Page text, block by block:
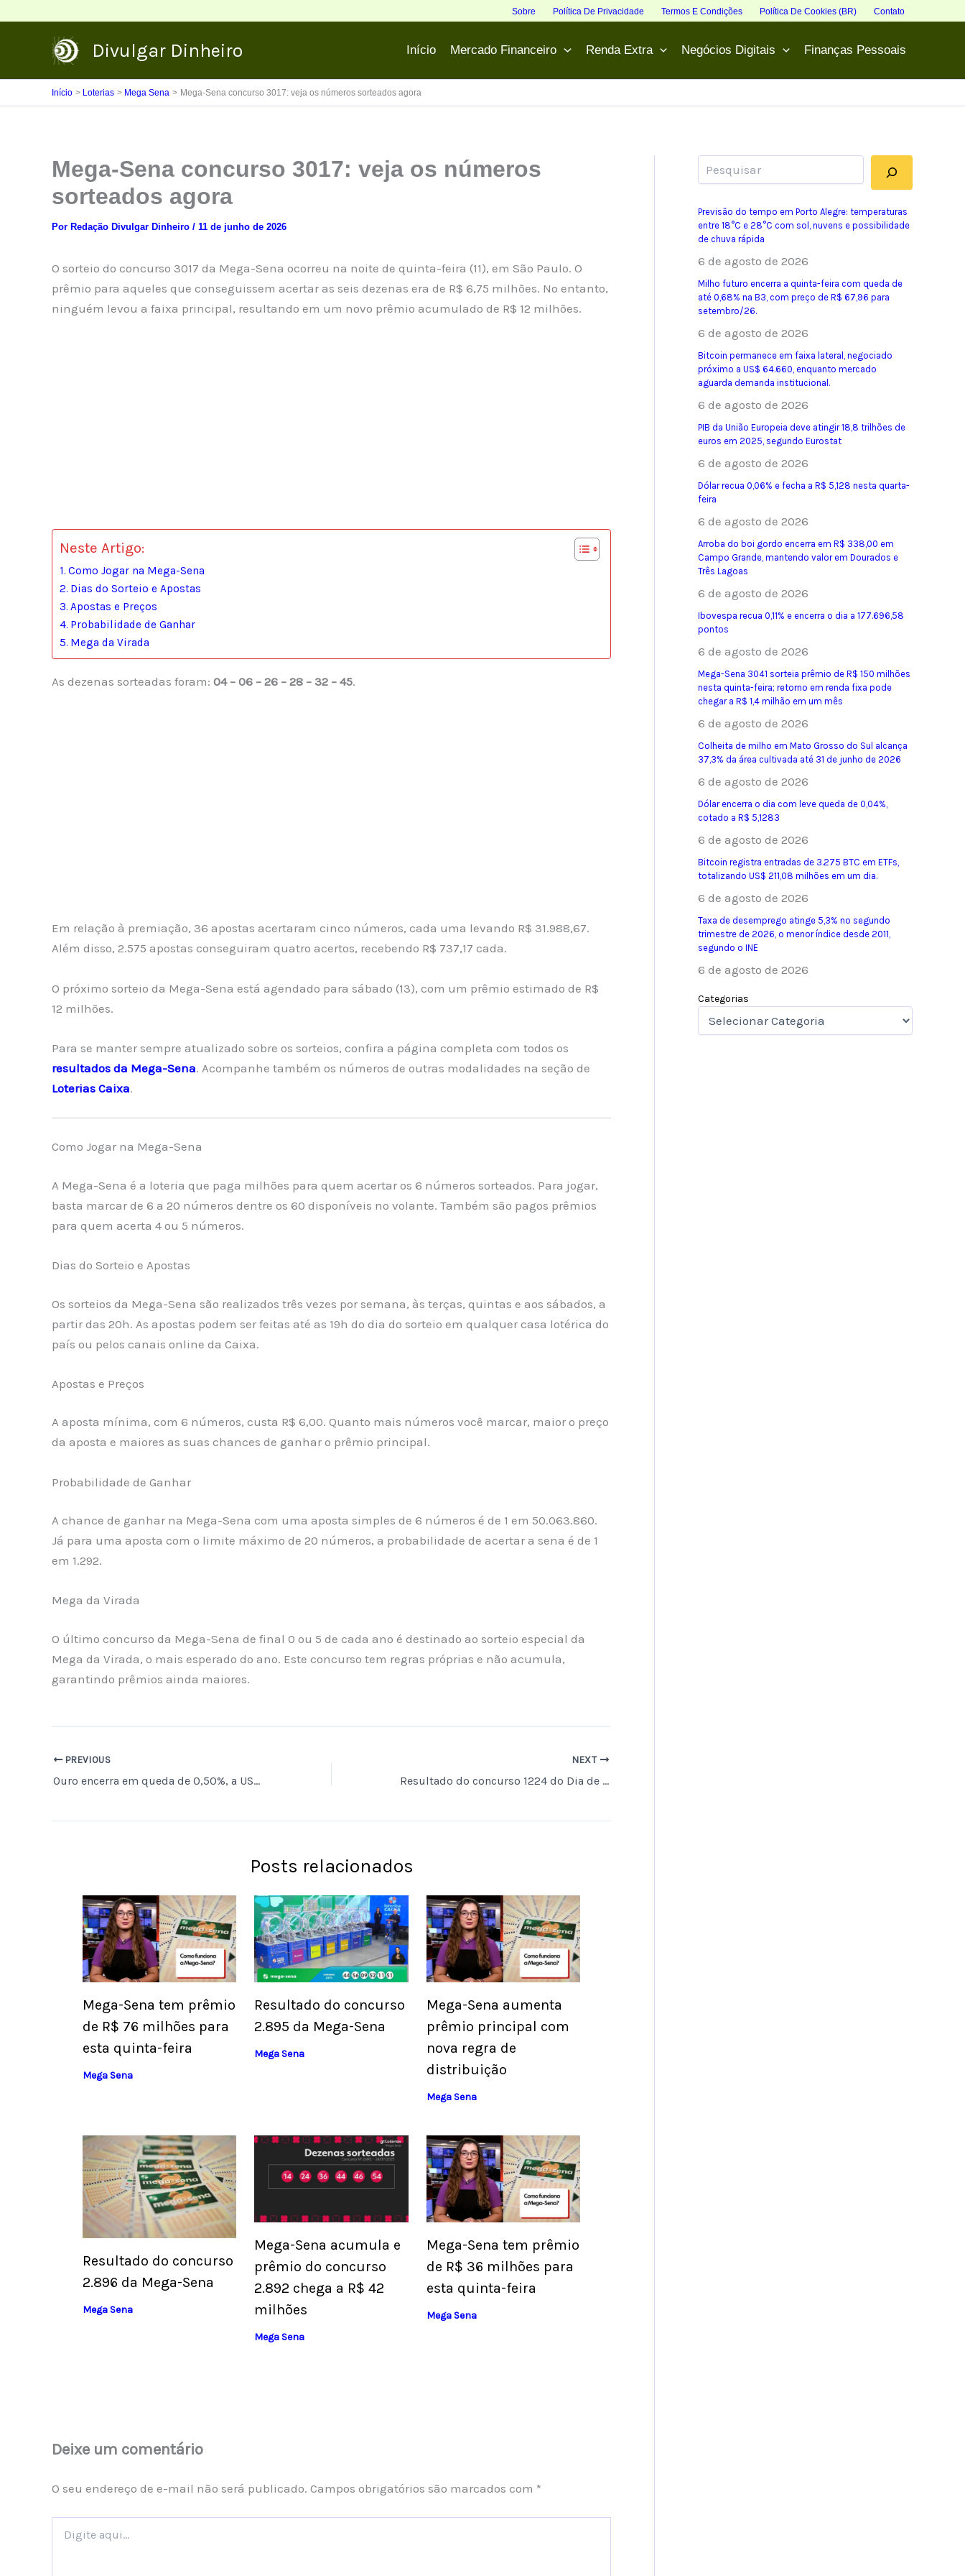
Sobre Política De Privacidade Termos E Condições Política De Cookies (BR) Contato
Divulgar Dinheiro Início Mercado Financeiro Renda Extra Negócios Digitais Finanças Pessoais
Início Loterias Mega Sena Mega-Sena concurso 3017: veja os números sorteados agora
Mega-Sena concurso 3017: veja os números
sorteados agora
Por Redação Divulgar Dinheiro / 11 de junho de 2026
O sorteio do concurso 3017 da Mega-Sena ocorreu na noite de quinta-feira (11), em São Paulo. O
prêmio para aqueles que conseguissem acertar as seis dezenas era de R$ 6,75 milhões. No entanto,
ninguém levou a faixa principal, resultando em um novo prêmio acumulado de R$ 12 milhões.
Neste Artigo:
Como Jogar na Mega-Sena
Dias do Sorteio e Apostas
Apostas e Preços
Probabilidade de Ganhar
Mega da Virada
As dezenas sorteadas foram: 04 – 06 – 26 – 28 – 32 – 45.
Em relação à premiação, 36 apostas acertaram cinco números, cada uma levando R$ 31.988,67.
Além disso, 2.575 apostas conseguiram quatro acertos, recebendo R$ 737,17 cada.
O próximo sorteio da Mega-Sena está agendado para sábado (13), com um prêmio estimado de R$
12 milhões.
Para se manter sempre atualizado sobre os sorteios, confira a página completa com todos os
resultados da Mega-Sena. Acompanhe também os números de outras modalidades na seção de
Loterias Caixa.
Como Jogar na Mega-Sena
A Mega-Sena é a loteria que paga milhões para quem acertar os 6 números sorteados. Para jogar,
basta marcar de 6 a 20 números dentre os 60 disponíveis no volante. Também são pagos prêmios
para quem acerta 4 ou 5 números.
Dias do Sorteio e Apostas
Os sorteios da Mega-Sena são realizados três vezes por semana, às terças, quintas e aos sábados, a
partir das 20h. As apostas podem ser feitas até as 19h do dia do sorteio em qualquer casa lotérica do
país ou pelos canais online da Caixa.
Apostas e Preços
A aposta mínima, com 6 números, custa R$ 6,00. Quanto mais números você marcar, maior o preço
da aposta e maiores as suas chances de ganhar o prêmio principal.
Probabilidade de Ganhar
A chance de ganhar na Mega-Sena com uma aposta simples de 6 números é de 1 em 50.063.860.
Já para uma aposta com o limite máximo de 20 números, a probabilidade de acertar a sena é de 1
em 1.292.
Mega da Virada
O último concurso da Mega-Sena de final 0 ou 5 de cada ano é destinado ao sorteio especial da
Mega da Virada, o mais esperado do ano. Este concurso tem regras próprias e não acumula,
garantindo prêmios ainda maiores.
PREVIOUS
Ouro encerra em queda de 0,50%, a US$ 4.114,00 por onça-troy
NEXT
Resultado do concurso 1224 do Dia de Sorte e números sorteados hoje
Posts relacionados
Mega-Sena tem prêmio
de R$ 76 milhões para
esta quinta-feira
Mega Sena
Resultado do concurso
2.895 da Mega-Sena
Mega Sena
Mega-Sena aumenta
prêmio principal com
nova regra de
distribuição
Mega Sena
Resultado do concurso
2.896 da Mega-Sena
Mega Sena
Mega-Sena acumula e
prêmio do concurso
2.892 chega a R$ 42
milhões
Mega Sena
Mega-Sena tem prêmio
de R$ 36 milhões para
esta quinta-feira
Mega Sena
Deixe um comentário
O seu endereço de e-mail não será publicado. Campos obrigatórios são marcados com *
aqui...
Previsão do tempo em Porto Alegre: temperaturas
entre 18°C e 28°C com sol, nuvens e possibilidade
de chuva rápida
6 de agosto de 2026
Milho futuro encerra a quinta-feira com queda de
até 0,68% na B3, com preço de R$ 67,96 para
setembro/26.
6 de agosto de 2026
Bitcoin permanece em faixa lateral, negociado
próximo a US$ 64.660, enquanto mercado
aguarda demanda institucional.
6 de agosto de 2026
PIB da União Europeia deve atingir 18,8 trilhões de
euros em 2025, segundo Eurostat
6 de agosto de 2026
Dólar recua 0,06% e fecha a R$ 5,128 nesta quarta-
feira
6 de agosto de 2026
Arroba do boi gordo encerra em R$ 338,00 em
Campo Grande, mantendo valor em Dourados e
Três Lagoas
6 de agosto de 2026
Ibovespa recua 0,11% e encerra o dia a 177.696,58
pontos
6 de agosto de 2026
Mega-Sena 3041 sorteia prêmio de R$ 150 milhões
nesta quinta-feira; retorno em renda fixa pode
chegar a R$ 1,4 milhão em um mês
6 de agosto de 2026
Colheita de milho em Mato Grosso do Sul alcança
37,3% da área cultivada até 31 de junho de 2026
6 de agosto de 2026
Dólar encerra o dia com leve queda de 0,04%,
cotado a R$ 5,1283
6 de agosto de 2026
Bitcoin registra entradas de 3.275 BTC em ETFs,
totalizando US$ 211,08 milhões em um dia.
6 de agosto de 2026
Taxa de desemprego atinge 5,3% no segundo
trimestre de 2026, o menor índice desde 2011,
segundo o INE
6 de agosto de 2026
Categorias